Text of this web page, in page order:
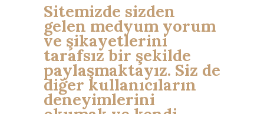
Sitemizde sizden
gelen medyum yorum
ve şikayetlerini
tarafsız bir şekilde
paylaşmaktayız. Siz de
diğer kullanıcıların
deneyimlerini